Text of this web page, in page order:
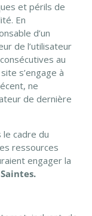
et périls de
En
d’un
de l’utilisateur
au
s’engage à
ne
de dernière
cadre du
ressources
engager la
.